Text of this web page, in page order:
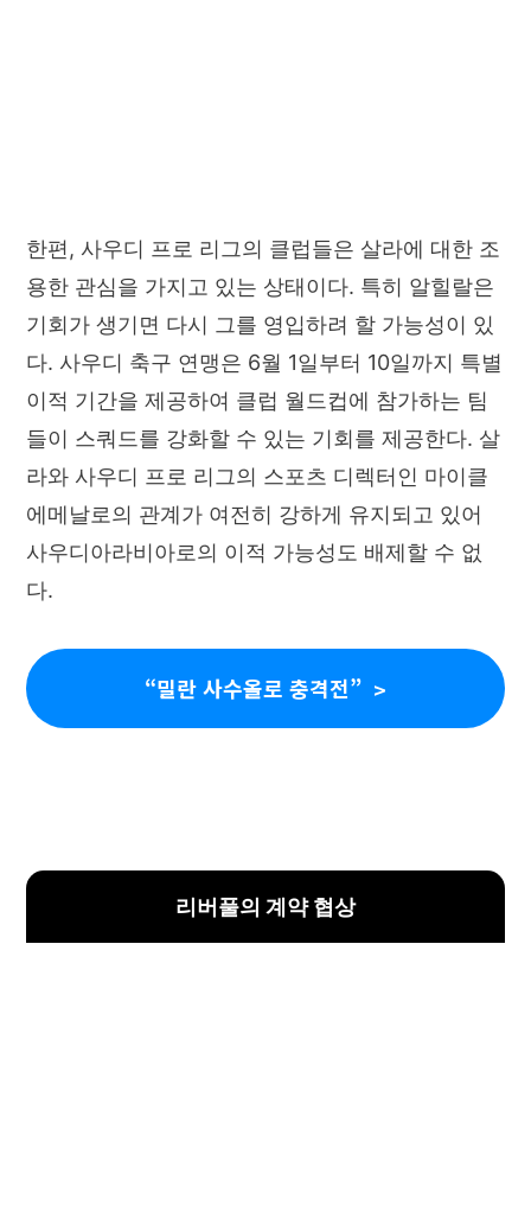
한편, 사우디 프로 리그의 클럽들은 살라에 대한 조
용한 관심을 가지고 있는 상태이다. 특히 알힐랄은
기회가 생기면 다시 그를 영입하려 할 가능성이 있
다. 사우디 축구 연맹은 6월 1일부터 10일까지 특별
이적 기간을 제공하여 클럽 월드컵에 참가하는 팀
들이 스쿼드를 강화할 수 있는 기회를 제공한다. 살
라와 사우디 프로 리그의 스포츠 디렉터인 마이클
에메날로의 관계가 여전히 강하게 유지되고 있어
사우디아라비아로의 이적 가능성도 배제할 수 없
다.
“밀란 사수올로 충격전”
리버풀의 계약 협상